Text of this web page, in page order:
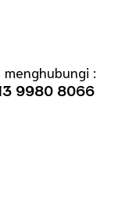
menghubungi :
9980 8066